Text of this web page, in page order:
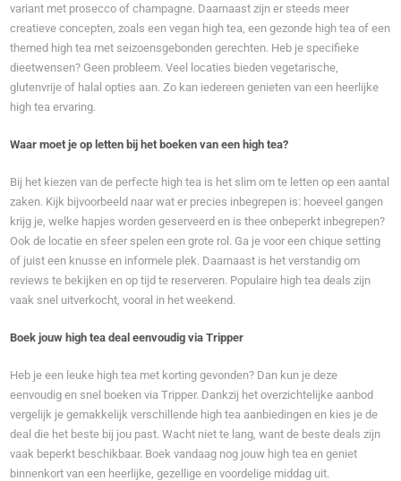
variant met prosecco of champagne. Daarnaast zijn er steeds meer
creatieve concepten, zoals een vegan high tea, een gezonde high tea of een
themed high tea met seizoensgebonden gerechten. Heb je specifieke
dieetwensen? Geen probleem. Veel locaties bieden vegetarische,
glutenvrije of halal opties aan. Zo kan iedereen genieten van een heerlijke
high tea ervaring.
Waar moet je op letten bij het boeken van een high tea?
Bij het kiezen van de perfecte high tea is het slim om te letten op een aantal
zaken. Kijk bijvoorbeeld naar wat er precies inbegrepen is: hoeveel gangen
krijg je, welke hapjes worden geserveerd en is thee onbeperkt inbegrepen?
Ook de locatie en sfeer spelen een grote rol. Ga je voor een chique setting
of juist een knusse en informele plek. Daarnaast is het verstandig om
reviews te bekijken en op tijd te reserveren. Populaire high tea deals zijn
vaak snel uitverkocht, vooral in het weekend.
Boek jouw high tea deal eenvoudig via Tripper
Heb je een leuke high tea met korting gevonden? Dan kun je deze
eenvoudig en snel boeken via Tripper. Dankzij het overzichtelijke aanbod
vergelijk je gemakkelijk verschillende high tea aanbiedingen en kies je de
deal die het beste bij jou past. Wacht niet te lang, want de beste deals zijn
vaak beperkt beschikbaar. Boek vandaag nog jouw high tea en geniet
binnenkort van een heerlijke, gezellige en voordelige middag uit.